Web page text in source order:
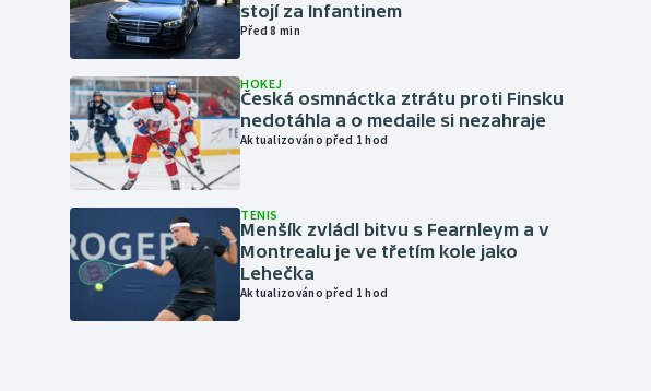
stojí za Infantinem
Před 8 min
HOKEJ
Česká osmnáctka ztrátu proti Finsku
nedotáhla a o medaile si nezahraje
Aktualizováno před 1 hod
TENIS
Menšík zvládl bitvu s Fearnleym a v
Montrealu je ve třetím kole jako
Lehečka
Aktualizováno před 1 hod